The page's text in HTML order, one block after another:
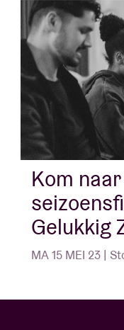
Kom
Gelukkig
MA 15 MEI 23 |